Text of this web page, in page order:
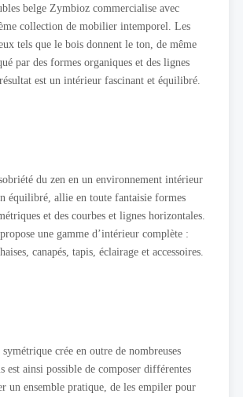
belge Zymbioz commercialise avec
collection de mobilier intemporel. Les
tels que le bois donnent le ton, de même
par des formes organiques et des lignes
est un intérieur fascinant et équilibré.
du zen en un environnement intérieur
équilibré, allie en toute fantaisie formes
et des courbes et lignes horizontales.
une gamme d’intérieur complète :
canapés, tapis, éclairage et accessoires.
crée en outre de nombreuses
est ainsi possible de composer différentes
un ensemble pratique, de les empiler pour